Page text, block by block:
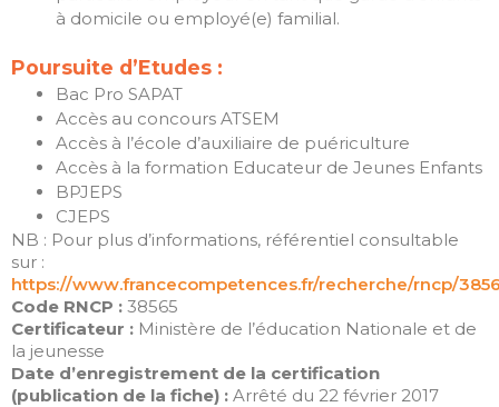
à domicile ou employé(e) familial.
Poursuite d’Etudes :
Bac Pro SAPAT
Accès au concours ATSEM
Accès à l’école d’auxiliaire de puériculture
Accès à la formation Educateur de Jeunes Enfants
BPJEPS
CJEPS
NB : Pour plus d’informations, référentiel consultable
sur :
https://www.francecompetences.fr/recherche/rncp/
Code RNCP : 38565
Certificateur : Ministère de l’éducation Nationale et de
la jeunesse
Date d’enregistrement de la certification
(publication de la fiche) : Arrêté du 22 février 2017